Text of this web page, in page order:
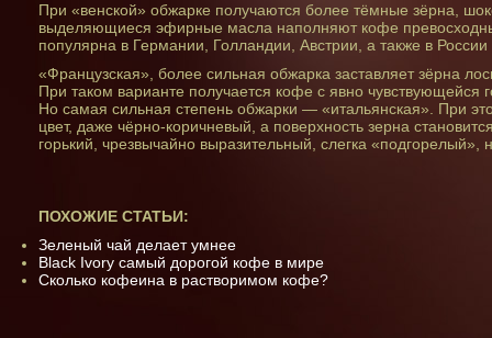
При «венской» обжарке получаются более тёмные зёрна,
выделяющиеся эфирные масла наполняют кофе
популярна в Германии, Голландии, Австрии, а также в
«Французская», более сильная обжарка заставляет зёрна
При таком варианте получается кофе с явно чувствующейся
Но самая сильная степень обжарки — «итальянская». При
цвет, даже чёрно-коричневый, а поверхность зерна
горький, чрезвычайно выразительный, слегка «подгорелый»,
ПОХОЖИЕ СТАТЬИ:
Зеленый чай делает умнее
Black Ivory самый дорогой кофе в мире
Сколько кофеина в растворимом кофе?